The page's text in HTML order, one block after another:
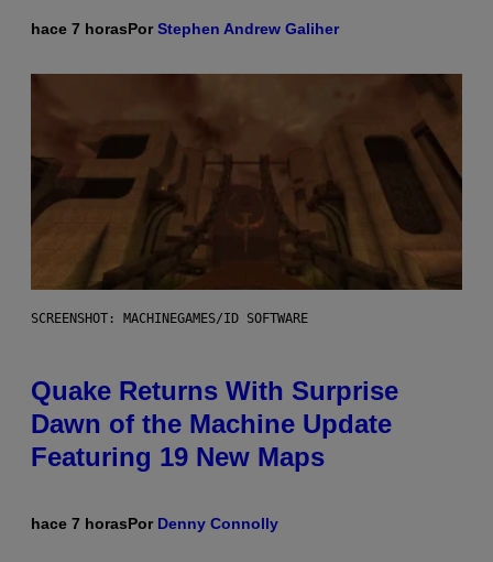
hace 7 horasPorStephen Andrew Galiher
SCREENSHOT: MACHINEGAMES/ID SOFTWARE
Quake Returns With Surprise
Dawn of the Machine Update
Featuring 19 New Maps
hace 7 horasPor Denny Connolly